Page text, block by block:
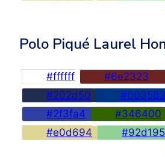
Polo Piqué Laurel
#ffffff #6e2323
#202d50
#003583
#2f3fa4
#346400
#e0d694
#92d195